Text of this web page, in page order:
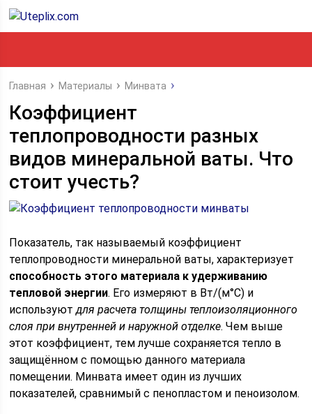
Главная Материалы Минвата
Коэффициент
теплопроводности разных
видов минеральной ваты. Что
стоит учесть?
Показатель, так называемый коэффициент
теплопроводности минеральной ваты, характеризует
способность этого материала к удерживанию
тепловой энергии. Его измеряют в Вт/(м°C) и
используютдля расчета толщины теплоизоляционного
слоя при внутренней и наружной отделке. Чем выше
этот коэффициент, тем лучше сохраняется тепло в
защищённом с помощью данного материала
помещении. Минвата имеет один из лучших
показателей, сравнимый с пенопластом и пеноизолом.